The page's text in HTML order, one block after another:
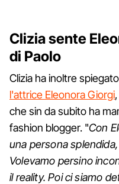
Clizia sente
di Paolo
Clizia ha inoltre
l'attrice Eleonora Giorgi
che sin da subito ha
fashion blogger. "Con
una persona
Volevamo persino
il reality. Poi ci siamo